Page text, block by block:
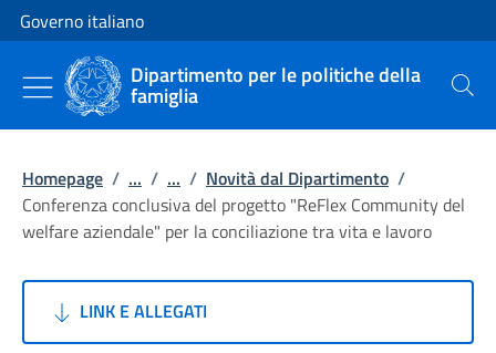
Vai al contenuto
Vai alla navigazione del sito
Governo italiano
Dipartimento per le politiche della
famiglia Cerca
Homepage / ... / ... / Novità dal Dipartimento /
Conferenza conclusiva del progetto "ReFlex Community del
welfare aziendale" per la conciliazione tra vita e lavoro
LINK E ALLEGATI